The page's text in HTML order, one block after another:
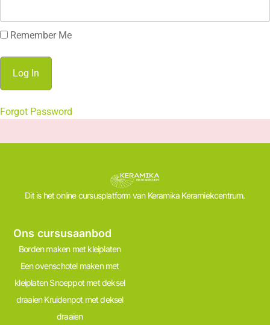
Remember Me
Forgot Password
Dit is het online cursusplatform van Keramika Keramiekcentrum.
Ons cursusaanbod
Borden maken met kleiplaten
Een ovenschotel maken met
kleiplaten Snoeppot met deksel
draaien Kruidenpot met deksel
draaien